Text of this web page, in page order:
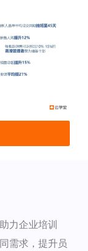
力企业培训
需求，提升员